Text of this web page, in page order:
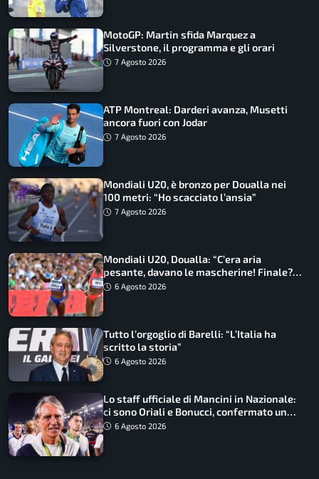
MotoGP: Martin sfida Marquez a
Silverstone, il programma e gli orari
7 Agosto 2026
ATP Montreal: Darderi avanza, Musetti
ancora fuori con Jodar
7 Agosto 2026
Mondiali U20, è bronzo per Doualla nei
100 metri: “Ho scacciato l’ansia”
7 Agosto 2026
Mondiali U20, Doualla: “C’era aria
pesante, davano le mascherine! Finale?
Non ho nulla da perdere”
6 Agosto 2026
Tutto l’orgoglio di Barelli: “L’Italia ha
scritto la storia”
6 Agosto 2026
Lo staff ufficiale di Mancini in Nazionale:
ci sono Oriali e Bonucci, confermato un
ritorno
6 Agosto 2026